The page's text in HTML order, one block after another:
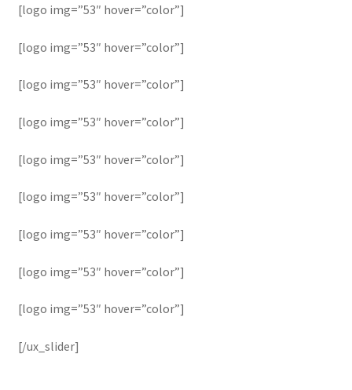
[logo img=”53″ hover=”color”]
[logo img=”53″ hover=”color”]
[logo img=”53″ hover=”color”]
[logo img=”53″ hover=”color”]
[logo img=”53″ hover=”color”]
[logo img=”53″ hover=”color”]
[logo img=”53″ hover=”color”]
[logo img=”53″ hover=”color”]
[logo img=”53″ hover=”color”]
[/ux_slider]